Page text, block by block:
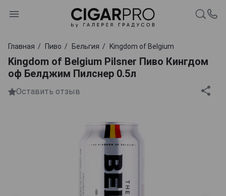
Главная Пиво Бельгия Kingdom of Belgium
Kingdom of Belgium Pilsner Пиво Кингдом
оф Белджим Пилснер 0.5л
Оставить отзыв